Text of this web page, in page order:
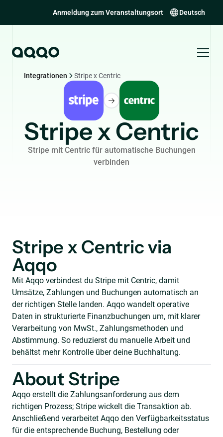
Anmeldung zum Veranstaltungsort Deutsch
Integrationen Stripe x Centric
Stripe x Centric
Stripe mit Centric für automatische Buchungen
verbinden
Stripe x Centric via
Aqqo
Mit Aqqo verbindest du Stripe mit Centric, damit
Umsätze, Zahlungen und Buchungen automatisch an
der richtigen Stelle landen. Aqqo wandelt operative
Daten in strukturierte Finanzbuchungen um, mit klarer
Verarbeitung von MwSt., Zahlungsmethoden und
Abstimmung. So reduzierst du manuelle Arbeit und
behältst mehr Kontrolle über deine Buchhaltung.
About Stripe
Aqqo erstellt die Zahlungsanforderung aus dem
richtigen Prozess; Stripe wickelt die Transaktion ab.
Anschließend verarbeitet Aqqo den Verfügbarkeitsstatus
für die entsprechende Buchung, Bestellung oder